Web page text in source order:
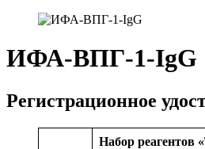
ИФА-ВПГ-1-IgG
Регистрационное
Набор реагентов